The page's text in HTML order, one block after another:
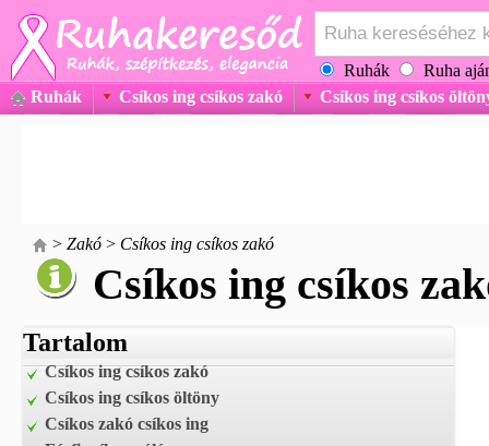
Ruhák
Ruha
Ruhák
Csíkos ing csíkos zakó Csíkos ing csíkos
> Zakó > Csíkos ing csíkos zakó
Csíkos ing csíkos
Tartalom
Csíkos ing csíkos zakó
Csíkos ing csíkos öltöny
Csíkos zakó csíkos ing